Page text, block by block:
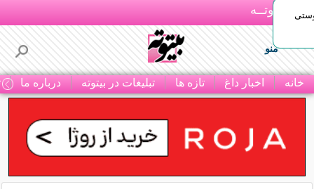
بـیتوتــه
منو
خانه اخبار داغ تازه ها تبلیغات در بیتوته درباره ما